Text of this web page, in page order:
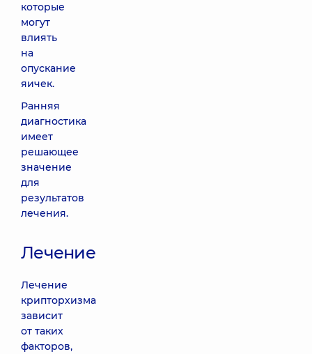
которые
могут
влиять
на
опускание
яичек.
Ранняя
диагностика
имеет
решающее
значение
для
результатов
лечения.
Лечение
Лечение
крипторхизма
зависит
от таких
факторов,